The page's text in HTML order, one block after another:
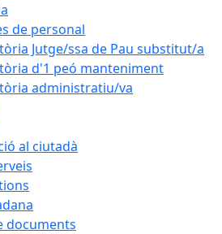
de personal
Jutge/ssa de Pau substitut/a
d'1 peó manteniment
administratiu/va
al ciutadà
documents